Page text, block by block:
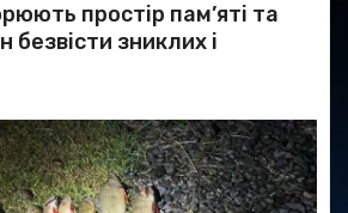
простір пам’яті та
безвісти зниклих і